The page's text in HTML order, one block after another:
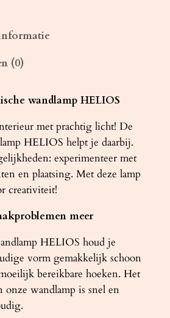
(0)
wandlamp HELIOS
met prachtig licht! De
HELIOS helpt je daarbij.
experimenteer met
en plaatsing. Met deze lamp
creativiteit!
meer
HELIOS houd je
vorm gemakkelijk schoon
bereikbare hoeken. Het
onze wandlamp is snel en